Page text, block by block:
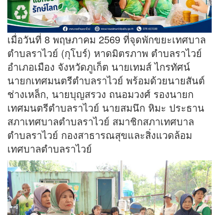
เมื่อวันที่ 8 พฤษภาคม 2569 ที่จุดพักขยะเทศบาล
ตำบลราไวย์ (กุโบร์) หาดมิตรภาพ ตำบลราไวย์
อำเภอเมือง จังหวัดภูเก็ต นายเทมส์ ไกรทัศน์
นายกเทศมนตรีตำบลราไวย์ พร้อมด้วยนายสันต์
ช่างเหล็ก, นายบุญสรวง ถนอมวงศ์ รองนายก
เทศมนตรีตำบลราไวย์ นายสมนึก หิมะ ประธาน
สภาเทศบาลตำบลราไวย์ สมาชิกสภาเทศบาล
ตำบลราไวย์ กองสาธารณสุขและสิ่งแวดล้อม
เทศบาลตำบลราไวย์